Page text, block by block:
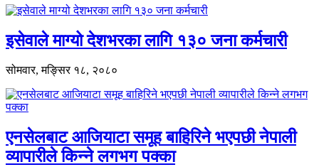
इसेवाले माग्यो देशभरका लागि १३० जना कर्मचारी
सोमवार, मङ्सिर १८, २०८०
एनसेलबाट आजियाटा समूह बाहिरिने भएपछी नेपाली
व्यापारीले किन्ने लगभग पक्का